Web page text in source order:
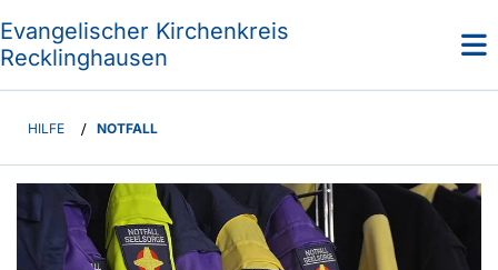
Evangelischer Kirchenkreis
Recklinghausen
HILFE / NOTFALL